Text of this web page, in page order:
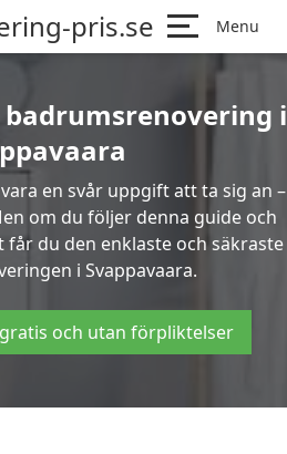
pris.se Menu
badrumsrenovering i
en svår uppgift att ta sig an –
om du följer denna guide och
du den enklaste och säkraste
i Svappavaara.
och utan förpliktelser